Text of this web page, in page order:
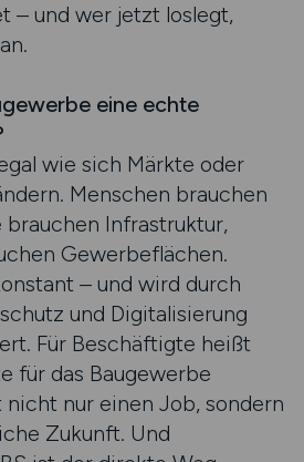
– und wer jetzt loslegt,
eine echte
wie sich Märkte oder
Menschen brauchen
brauchen Infrastruktur,
Gewerbeflächen.
– und wird durch
und Digitalisierung
Für Beschäftigte heißt
für das Baugewerbe
nur einen Job, sondern
Zukunft. Und